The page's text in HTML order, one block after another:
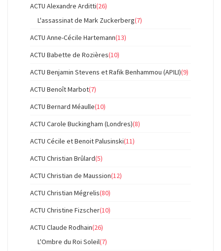
ACTU Alexandre Arditti(26)
L'assassinat de Mark Zuckerberg(7)
ACTU Anne-Cécile Hartemann(13)
ACTU Babette de Rozières(10)
ACTU Benjamin Stevens et Rafik Benhammou (APILI)(9)
ACTU Benoît Marbot(7)
ACTU Bernard Méaulle(10)
ACTU Carole Buckingham (Londres)(8)
ACTU Cécile et Benoit Palusinski(11)
ACTU Christian Brûlard(5)
ACTU Christian de Maussion(12)
ACTU Christian Mégrelis(80)
ACTU Christine Fizscher(10)
ACTU Claude Rodhain(26)
L'Ombre du Roi Soleil(7)